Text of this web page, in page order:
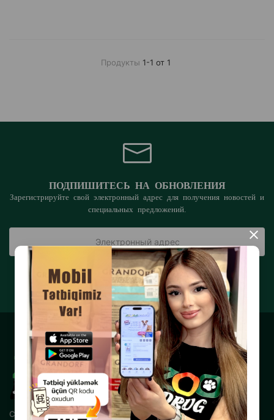
×
Продукты 1-1 от 1
ПОДПИШИТЕСЬ НА ОБНОВЛЕНИЯ
Зарегистрируйте свой электронный адрес для получения новостей и
специальных предложений.
ПОДПИСАТЬСЯ
Свяжитесь с нами